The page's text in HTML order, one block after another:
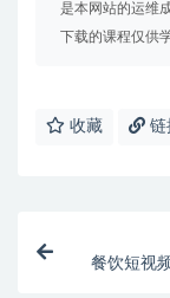
是本网站的运维
下载的课程仅供
收藏 链
餐饮短视